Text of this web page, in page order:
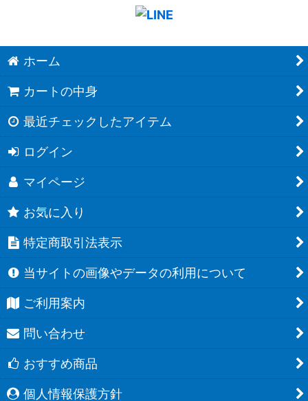
ホーム
カートの中身
最近チェックしたアイテム
ログイン
マイページ
お気に入り
特定商取引法表示
当サイトの画像やデータの利用について
ご利用案内
問い合わせ
おすすめ商品
個人情報保護方針